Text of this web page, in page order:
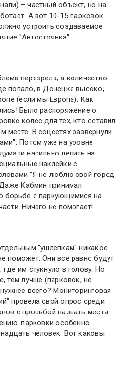
– частный объект, но на
А вот 10-15 парковок…
устроить создаваемое
"Автостоянка".
перезрела, а количество
попало, в Донецке высоко,
(если мы Европа). Как
Было распоряжение о
колес для тех, кто оставил
месте. В соцсетях развернули
Потом уже на уровне
насильно лепить на
наклейки с
"Я не люблю свой город
Кабмин принимал
борьбе с паркующимися на
Ничего не помогает!
"ушлепкам" никакое
поможет. Они все равно будут
им стукнуло в голову. Но
тем лучше (парковок, не
всего? Мониторинговая
провела свой опрос среди
с просьбой назвать места
парковки особенно
человек. Вот каковы